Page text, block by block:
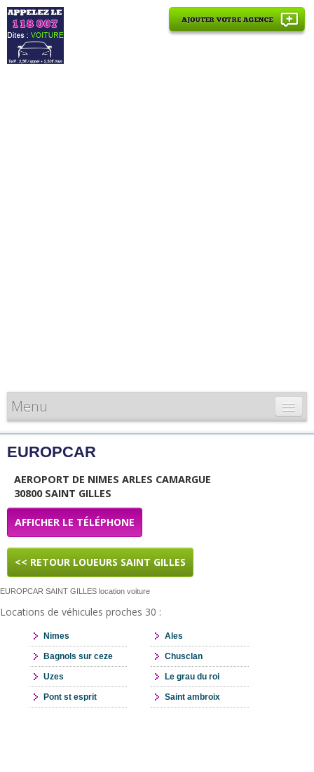
Menu
CARTE DE FRANCE
LOUEURS & PROFESSIONNELS
EUROPCAR
AEROPORT DE NIMES ARLES CAMARGUE
30800 SAINT GILLES
AFFICHER LE TÉLÉPHONE
<< RETOUR LOUEURS SAINT GILLES
EUROPCAR SAINT GILLES location voiture
Locations de véhicules proches 30 :
Nimes Ales
Bagnols sur ceze Chusclan
Uzes Le grau du roi
Pont st esprit Saint ambroix